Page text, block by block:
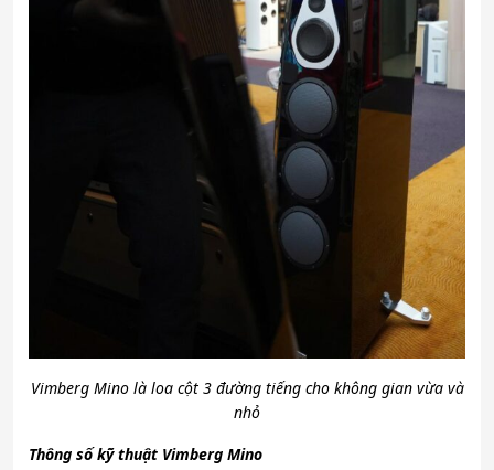
Vimberg Mino là loa cột 3 đường tiếng cho không gian vừa và
nhỏ
Thông số kỹ thuật Vimberg Mino